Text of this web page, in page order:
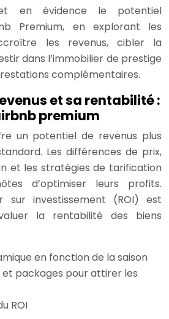
en évidence le potentiel
Premium, en explorant les
les revenus, cibler la
dans l’immobilier de prestige
complémentaires.
et sa rentabilité :
premium
un potentiel de revenus plus
Les différences de prix,
et les stratégies de tarification
d’optimiser leurs profits.
sur investissement (ROI) est
la rentabilité des biens
en fonction de la saison
packages pour attirer les
ROI